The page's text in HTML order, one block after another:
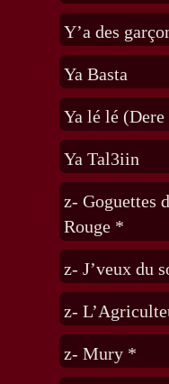
Y’a des
Ya Basta
Ya lé lé
Ya Tal3iin
z- Goguettes
Rouge *
z- J’veux du
z-
z- Mury *